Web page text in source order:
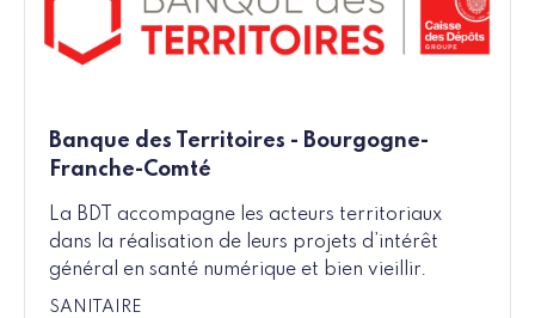
Banque des Territoires - Bourgogne-
Franche-Comté
La BDT accompagne les acteurs territoriaux
dans la réalisation de leurs projets d’intérêt
général en santé numérique et bien vieillir.
SANITAIRE